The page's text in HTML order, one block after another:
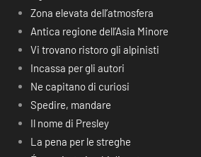
Zona elevata dell’atmosfera
Antica regione dell’Asia Minore
Vi trovano ristoro gli alpinisti
Incassa per gli autori
Ne capitano di curiosi
Spedire, mandare
Il nome di Presley
La pena per le streghe